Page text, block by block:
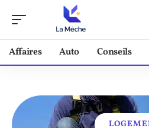
Affaires Auto Conseils